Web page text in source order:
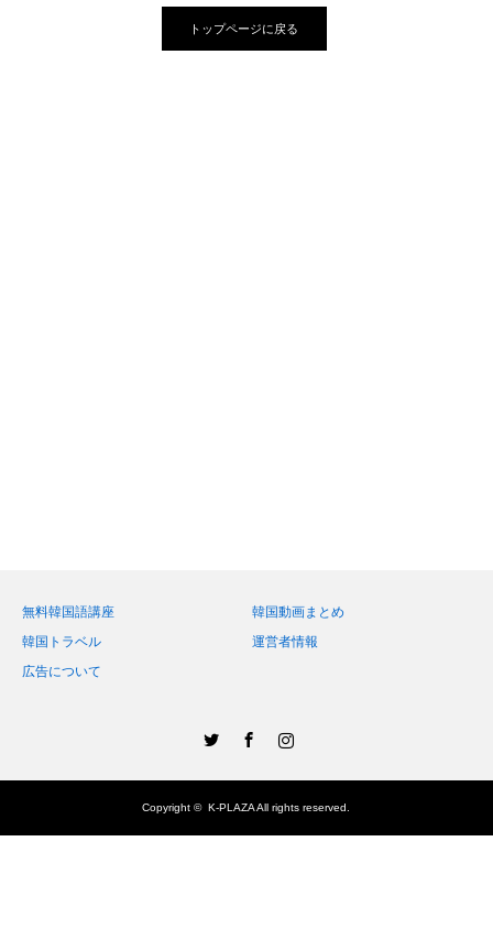
トップページに戻る
無料韓国語講座
韓国動画まとめ
韓国トラベル
運営者情報
広告について
Copyright ©K-PLAZAAll rights reserved.